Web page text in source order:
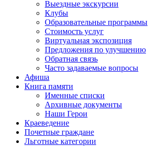
Выездные экскурсии
Клубы
Образовательные программы
Стоимость услуг
Виртуальная экспозиция
Предложения по улучшению
Обратная связь
Часто задаваемые вопросы
Афиша
Книга памяти
Именные списки
Архивные документы
Наши Герои
Краеведение
Почетные граждане
Льготные категории